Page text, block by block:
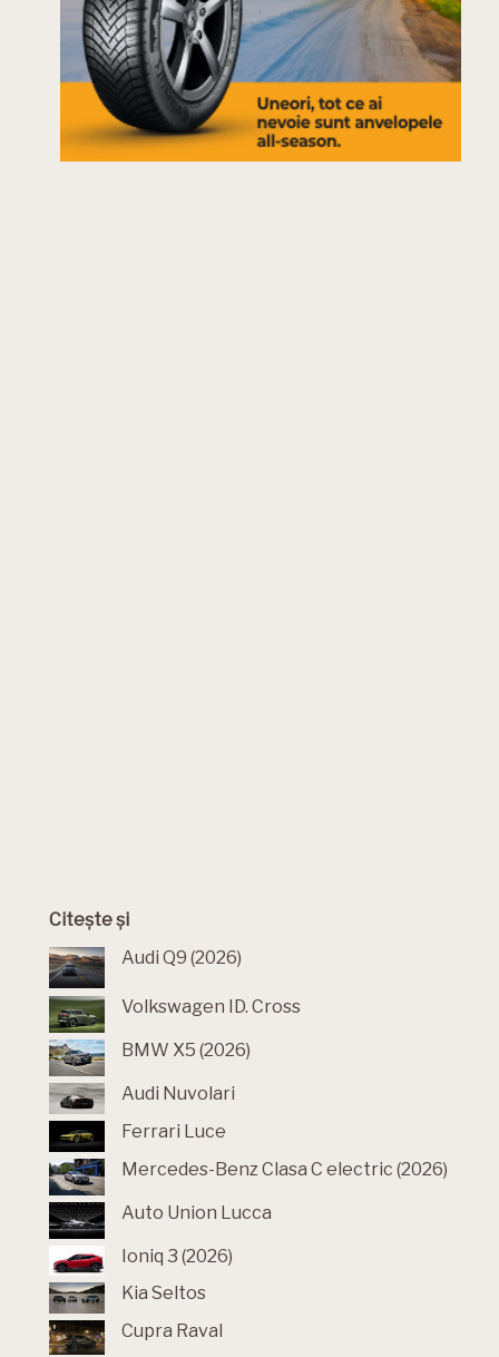
Citește și
Audi Q9 (2026)
Volkswagen ID. Cross
BMW X5 (2026)
Audi Nuvolari
Ferrari Luce
Mercedes-Benz Clasa C electric (2026)
Auto Union Lucca
Ioniq 3 (2026)
Kia Seltos
Cupra Raval